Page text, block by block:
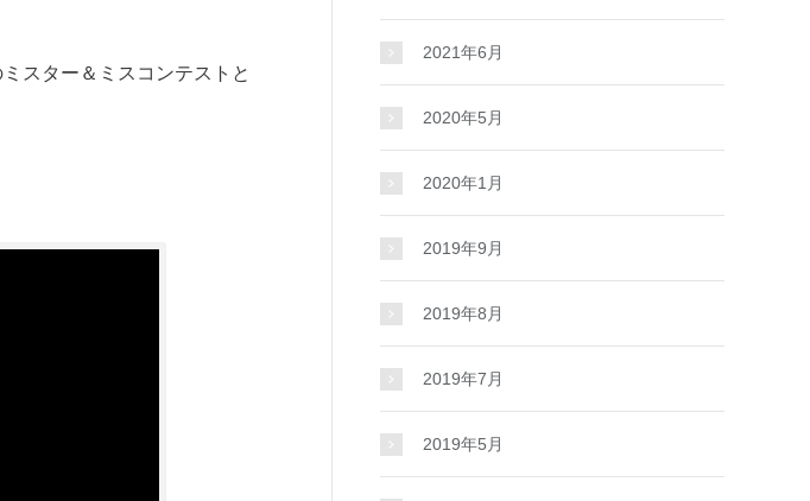
スター＆ミスコンテストと
2021年6月
2020年5月
2020年1月
2019年9月
2019年8月
2019年7月
2019年5月